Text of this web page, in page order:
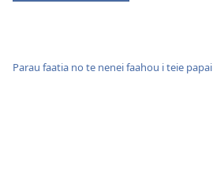
Parau faatia no te nenei faahou i teie papai